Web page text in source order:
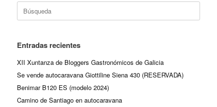
Buscar:
Entradas recientes
XII Xuntanza de Bloggers Gastronómicos de Galicia
Se vende autocaravana Giottiline Siena 430 (RESERVADA)
Benimar B120 ES (modelo 2024)
Camino de Santiago en autocaravana